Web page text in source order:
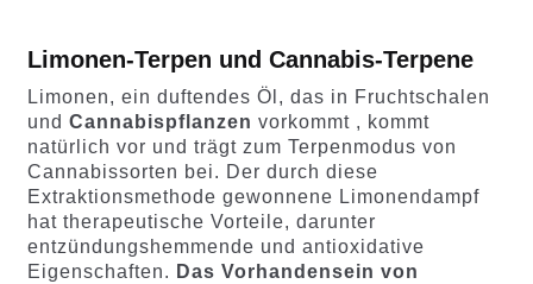
Limonen-Terpen und Cannabis-Terpene
Limonen, ein duftendes Öl, das in Fruchtschalen
und Cannabispflanzen vorkommt , kommt
natürlich vor und trägt zum Terpenmodus von
Cannabissorten bei. Der durch diese
Extraktionsmethode gewonnene Limonendampf
hat therapeutische Vorteile, darunter
entzündungshemmende und antioxidative
Eigenschaften. Das Vorhandensein von